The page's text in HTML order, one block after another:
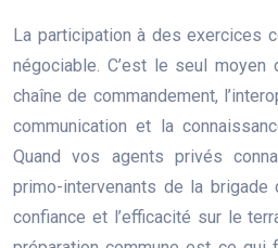
La participation à des exercices
négociable. C’est le seul
chaîne de commandement,
communication et la
Quand vos agents privés
primo-intervenants de la brigade
confiance et l’efficacité sur le